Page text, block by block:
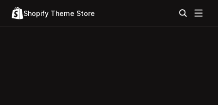
Shopify Theme Store